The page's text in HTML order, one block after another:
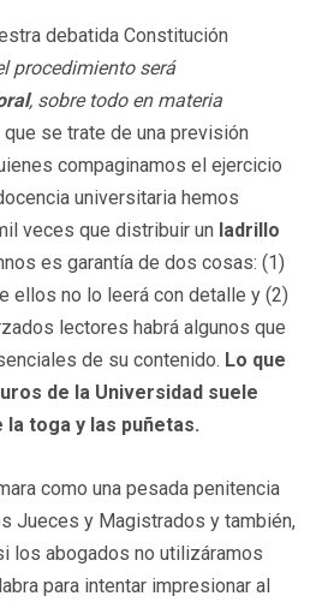
debatida Constitución
procedimiento será
, sobre todo en materia
se trate de una previsión
compaginamos el ejercicio
universitaria hemos
veces que distribuir un ladrillo
es garantía de dos cosas: (1)
ellos no lo leerá con detalle y (2)
lectores habrá algunos que
de su contenido. Lo que
de la Universidad suele
toga y las puñetas.
como una pesada penitencia
Jueces y Magistrados y también,
los abogados no utilizáramos
para intentar impresionar al